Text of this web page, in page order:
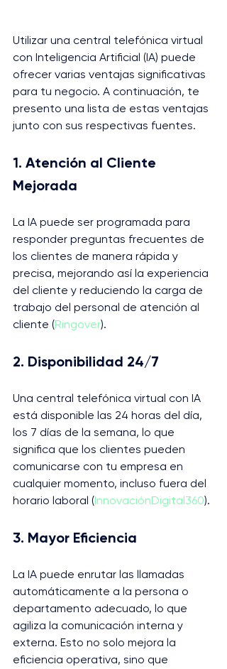
Utilizar una central telefónica virtual
con Inteligencia Artificial (IA) puede
ofrecer varias ventajas significativas
para tu negocio. A continuación, te
presento una lista de estas ventajas
junto con sus respectivas fuentes.
1. Atención al Cliente
Mejorada
La IA puede ser programada para
responder preguntas frecuentes de
los clientes de manera rápida y
precisa, mejorando así la experiencia
del cliente y reduciendo la carga de
trabajo del personal de atención al
cliente​ (Ringover)​.
2. Disponibilidad 24/7
Una central telefónica virtual con IA
está disponible las 24 horas del día,
los 7 días de la semana, lo que
significa que los clientes pueden
comunicarse con tu empresa en
cualquier momento, incluso fuera del
horario laboral​ (InnovaciónDigital360)​.
3. Mayor Eficiencia
La IA puede enrutar las llamadas
automáticamente a la persona o
departamento adecuado, lo que
agiliza la comunicación interna y
externa. Esto no solo mejora la
eficiencia operativa, sino que